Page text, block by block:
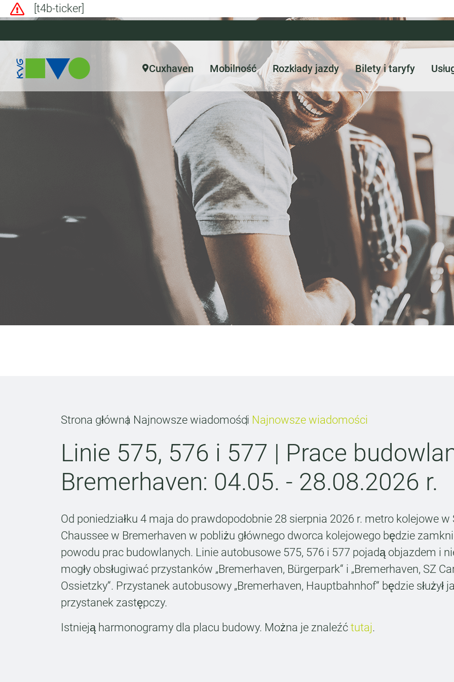
[t4b-ticker]
Cuxhaven Mobilność Rozkłady jazdy Bilety i taryfy
Strona główna Najnowsze wiadomości Najnowsze wiadomości
Linie 575, 576 i 577 | Prace
Bremerhaven: 04.05. - 28.08.2026 r.
Od poniedziałku 4 maja do prawdopodobnie 28 sierpnia 2026 r. metro kolejowe
Chaussee w Bremerhaven w pobliżu głównego dworca kolejowego będzie
powodu prac budowlanych. Linie autobusowe 575, 576 i 577 pojadą objazdem i
mogły obsługiwać przystanków „Bremerhaven, Bürgerpark“ i „Bremerhaven, SZ
Ossietzky“. Przystanek autobusowy „Bremerhaven, Hauptbahnhof“ będzie służył
przystanek zastępczy.
Istnieją harmonogramy dla placu budowy. Można je znaleźć tutaj.